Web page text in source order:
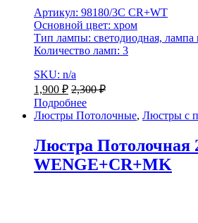
Артикул: 98180/3C CR+WT
Основной цвет: хром
Тип лампы: светодиодная, лампа
Количество ламп: 3
SKU: n/a
1,900 ₽ 2,300₽
Подробнее
Люстры Потолочные, Люстры с
Люстра Потолочная
WENGE+CR+MK